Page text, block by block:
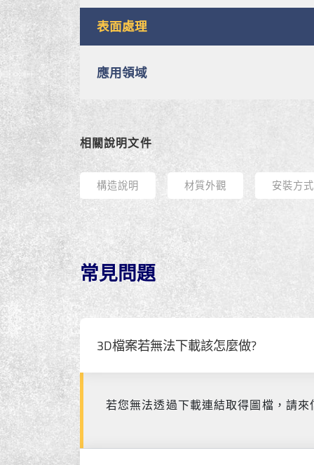
表面處理
應用領域
相關說明文件
構造說明 材質外觀 安裝方
常見問題
3D檔案若無法下載該怎麼做?
若您無法透過下載連結取得圖檔，請